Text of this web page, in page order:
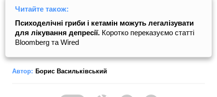
Читайте також:
Психоделічні гриби і кетамін можуть легалізувати
для лікування депресії. Коротко переказуємо статті
Bloomberg та Wired
Автор: Борис Васильківський